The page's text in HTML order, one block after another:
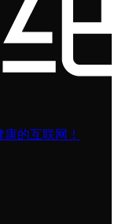
的互联网！